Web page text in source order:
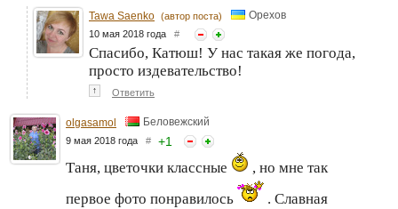
Tawa Saenko (автор поста) Орехов
10 мая 2018 года #
Спасибо, Катюш! У нас такая же погода,
просто издевательство!
↑ Ответить
olgasamol Беловежский
9 мая 2018 года # +1
Таня, цветочки классные
, но мне так
первое фото понравилось
. Славная